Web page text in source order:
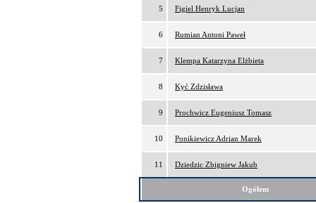
5 Figiel Henryk Lucjan
6 Rumian Antoni Paweł
7 Klempa Katarzyna Elżbieta
8 Kyć Zdzisława
9 Prochwicz Eugeniusz Tomasz
10 Ponikiewicz Adrian Marek
11 Dziedzic Zbigniew Jakub
Ogółem